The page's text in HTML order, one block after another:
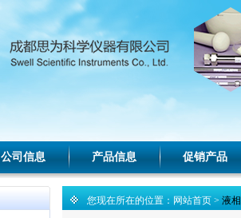
公司信息 产品信息 促销产品
您现在所在的位置： 网站首页 > 液